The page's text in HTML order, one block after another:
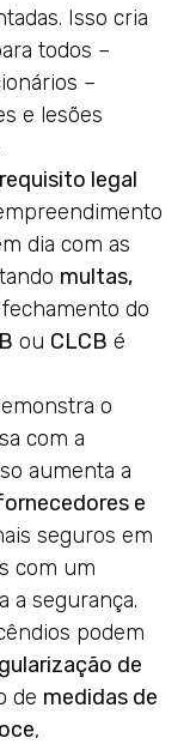
Isso cria
todos –
–
e lesões
requisito legal
dia com as
multas,
do
ou CLCB é
o
com a
aumenta a
e
seguros em
com um
a segurança.
podem
de
de medidas de
,